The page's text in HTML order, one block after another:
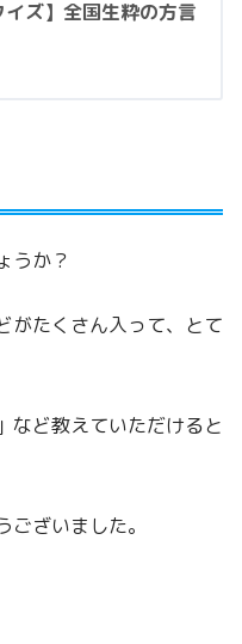
イズ】全国生粋の方言
うか？
がたくさん入って、とて
など教えていただけると
ざいました。